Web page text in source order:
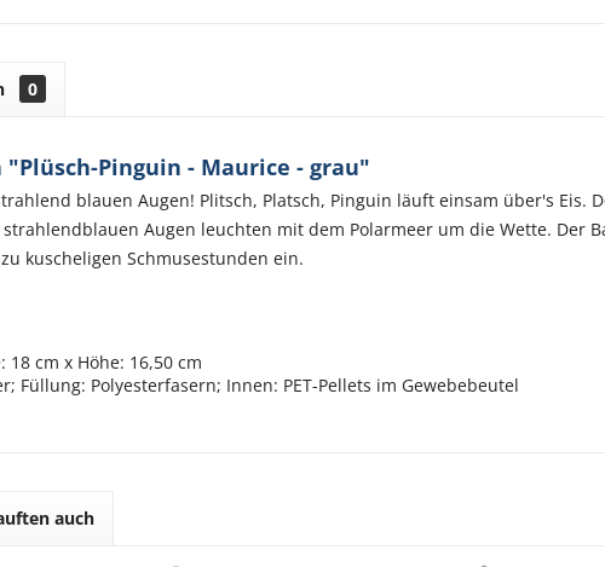
0
Pinguin - Maurice - grau"
blauen Augen! Plitsch, Platsch, Pinguin läuft einsam über's Eis.
Augen leuchten mit dem Polarmeer um die Wette. Der
kuscheligen Schmusestunden ein.
18 cm x Höhe: 16,50 cm
Füllung: Polyesterfasern; Innen: PET-Pellets im Gewebebeutel
auch